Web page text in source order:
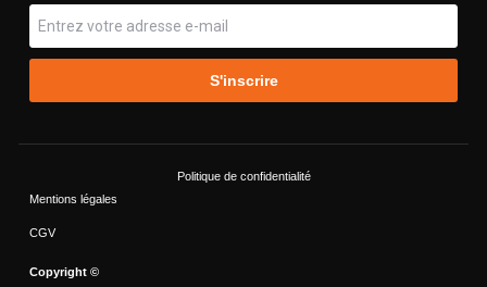
S'inscrire
Politique de confidentialité
Mentions légales
CGV
Copyright ©